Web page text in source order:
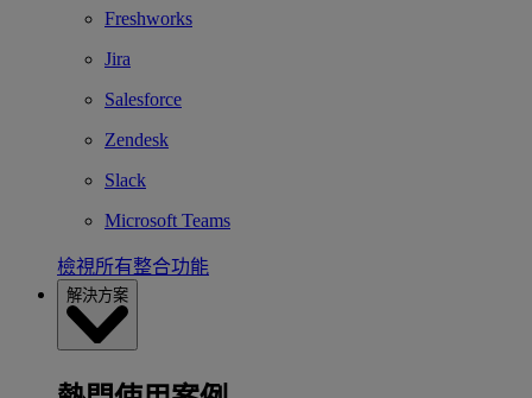
Freshworks
Jira
Salesforce
Zendesk
Slack
Microsoft Teams
檢視所有整合功能
解決方案